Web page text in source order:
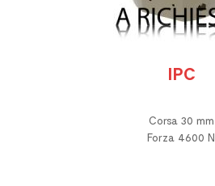
IPC
Corsa 30 mm
Forza 4600 N